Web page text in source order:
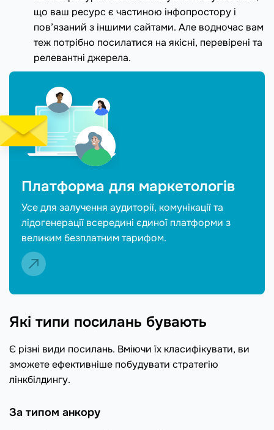
що ваш ресурс є частиною інфопростору і
пов’язаний з іншими сайтами. Але водночас вам
теж потрібно посилатися на якісні, перевірені та
релевантні джерела.
Платформа для маркетологів
Усе для залучення аудиторії, комунікації та
лідогенерації всередині єдиної платформи з
великим безплатним тарифом.
Які типи посилань бувають
Є різні види посилань. Вміючи їх класифікувати, ви
зможете ефективніше побудувати стратегію
лінкбілдингу.
За типом анкору